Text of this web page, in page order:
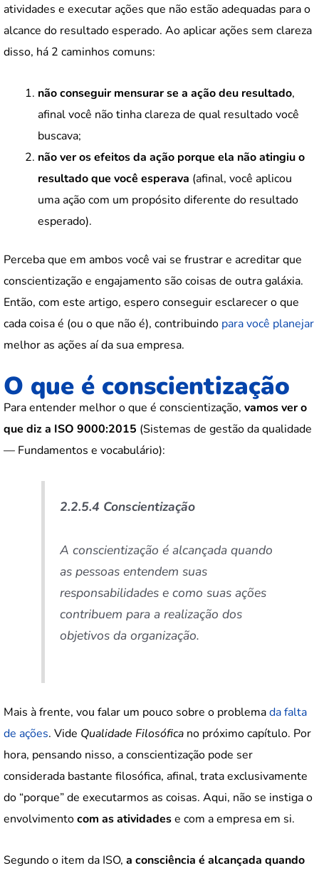
atividades e executar ações que não estão adequadas para o
alcance do resultado esperado. Ao aplicar ações sem clareza
disso, há 2 caminhos comuns:
não conseguir mensurar se a ação deu resultado,
afinal você não tinha clareza de qual resultado você
buscava;
não ver os efeitos da ação porque ela não atingiu o
resultado que você esperava (afinal, você aplicou
uma ação com um propósito diferente do resultado
esperado).
Perceba que em ambos você vai se frustrar e acreditar que
conscientização e engajamento são coisas de outra galáxia.
Então, com este artigo, espero conseguir esclarecer o que
cada coisa é (ou o que não é), contribuindo para você planejar
melhor as ações aí da sua empresa.
O que é conscientização
Para entender melhor o que é conscientização, vamos ver o
que diz a ISO 9000:2015 (Sistemas de gestão da qualidade
— Fundamentos e vocabulário):
2.2.5.4 Conscientização
A conscientização é alcançada quando
as pessoas entendem suas
responsabilidades e como suas ações
contribuem para a realização dos
objetivos da organização.
Mais à frente, vou falar um pouco sobre o problemada falta
de ações. Vide Qualidade Filosófica no próximo capítulo. Por
hora, pensando nisso, a conscientização pode ser
considerada bastante filosófica, afinal, trata exclusivamente
do “porque” de executarmos as coisas. Aqui, não se instiga o
envolvimentocom as atividadese com a empresa em si.
Segundo o item da ISO, a consciência é alcançada quando